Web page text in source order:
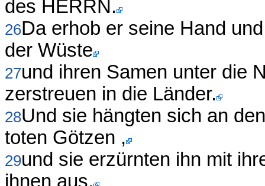
des HERRN.
26Da erhob er seine Hand
der Wüste
27und ihren Samen unter die
zerstreuen in die Länder.
28Und sie hängten sich an
toten Götzen ,
29und sie erzürnten ihn mit
ihnen aus.